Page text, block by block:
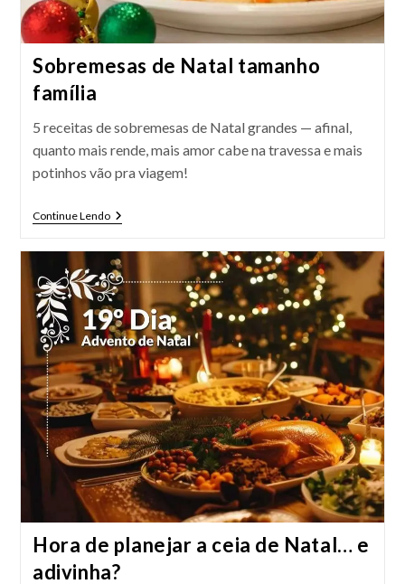
Sobremesas de Natal tamanho
família
5 receitas de sobremesas de Natal grandes — afinal,
quanto mais rende, mais amor cabe na travessa e mais
potinhos vão pra viagem!
Continue LendoSobremesas
Tamanho
Família
Hora de planejar a ceia de Natal… e
adivinha?